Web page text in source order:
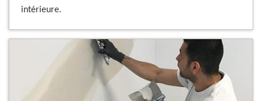
intérieure.